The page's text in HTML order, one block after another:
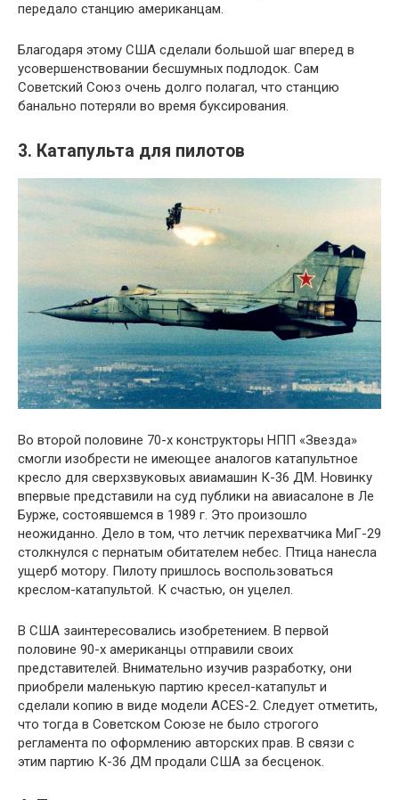
передало станцию американцам.
Благодаря этому США сделали большой шаг вперед в
усовершенствовании бесшумных подлодок. Сам
Советский Союз очень долго полагал, что станцию
банально потеряли во время буксирования.
3. Катапульта для пилотов
Во второй половине 70-х конструкторы НПП «Звезда»
смогли изобрести не имеющее аналогов катапультное
кресло для сверхзвуковых авиамашин К-36 ДМ. Новинку
впервые представили на суд публики на авиасалоне в Ле
Бурже, состоявшемся в 1989 г. Это произошло
неожиданно. Дело в том, что летчик перехватчика МиГ-29
столкнулся с пернатым обитателем небес. Птица нанесла
ущерб мотору. Пилоту пришлось воспользоваться
креслом-катапультой. К счастью, он уцелел.
В США заинтересовались изобретением. В первой
половине 90-х американцы отправили своих
представителей. Внимательно изучив разработку, они
приобрели маленькую партию кресел-катапульт и
сделали копию в виде модели ACES-2. Следует отметить,
что тогда в Советском Союзе не было строгого
регламента по оформлению авторских прав. В связи с
этим партию К-36 ДМ продали США за бесценок.